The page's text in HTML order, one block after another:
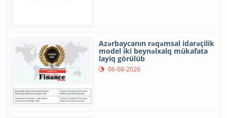
Azərbaycanın rəqəmsal idarəçilik
model iki beynəlxalq mükafata
layiq görülüb
06-08-2026